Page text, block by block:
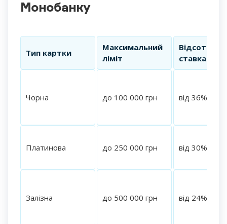
Монобанку
Тип картки
Максимальний
ліміт
Відсоткова
ставка (від)
Чорна до 100 000 грн від 36%
Платинова до 250 000 грн від 30%
Залізна до 500 000 грн від 24%